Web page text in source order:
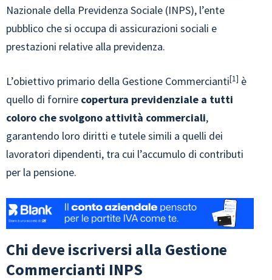
Nazionale della Previdenza Sociale (INPS), l’ente
pubblico che si occupa di assicurazioni sociali e
prestazioni relative alla previdenza.
L’obiettivo primario della Gestione Commercianti 1 è
quello di fornire copertura previdenziale a tutti
coloro che svolgono attività commerciali,
garantendo loro diritti e tutele simili a quelli dei
lavoratori dipendenti, tra cui l’accumulo di contributi
per la pensione.
Chi deve iscriversi alla Gestione
Commercianti INPS